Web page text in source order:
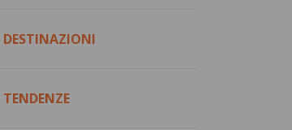
DESTINAZIONI
TENDENZE